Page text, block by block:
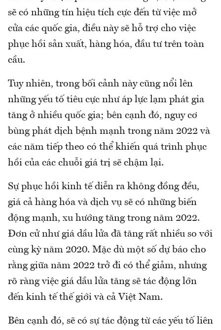
sẽ có những tín hiệu tích cực đến từ việc mở
cửa các quốc gia, điều này sẽ hỗ trợ cho việc
phục hồi sản xuất, hàng hóa, đầu tư trên toàn
cầu.
Tuy nhiên, trong bối cảnh này cũng nổi lên
những yếu tố tiêu cực như áp lực lạm phát gia
tăng ở nhiều quốc gia; bên cạnh đó, nguy cơ
bùng phát dịch bệnh mạnh trong năm 2022 và
các năm tiếp theo có thể khiến quá trình phục
hồi của các chuỗi giá trị sẽ chậm lại.
Sự phục hồi kinh tế diễn ra không đồng đều,
giá cả hàng hóa và dịch vụ sẽ có những biến
động mạnh, xu hướng tăng trong năm 2022.
Đơn cử như giá dầu lửa đã tăng rất nhiều so với
cùng kỳ năm 2020. Mặc dù một số dự báo cho
rằng giữa năm 2022 trở đi có thể giảm, nhưng
rõ ràng việc giá dầu lửa tăng sẽ tác động lớn
đến kinh tế thế giới và cả Việt Nam.
Bên cạnh đó, sẽ có sự tác động từ các yếu tố liên